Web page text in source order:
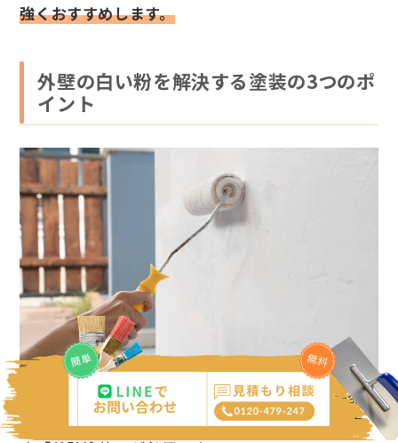
強くおすすめします。
外壁の白い粉を解決する塗装の3つのポ
イント
チョーキング現象を根本的に解決し、建物の寿命
を延ばすためには、新しい塗料で表面を保護し直